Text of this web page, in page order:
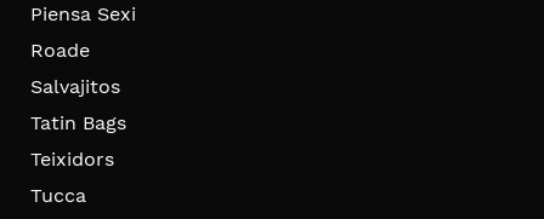
Piensa Sexi
Roade
Salvajitos
Tatin Bags
Teixidors
Tucca